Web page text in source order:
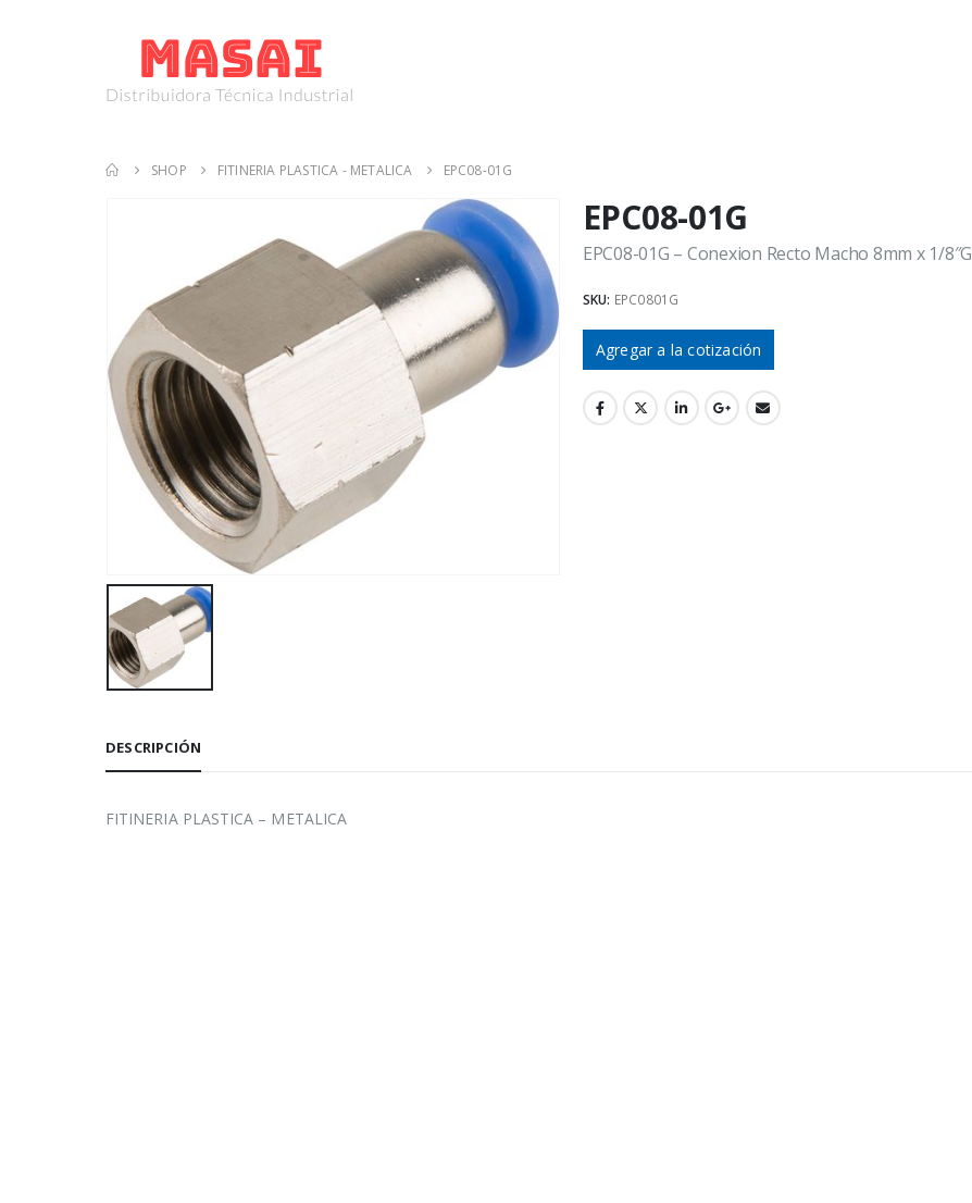
SHOP FITINERIA PLASTICA - METALICA EPC08-01G
EPC08-01G
EPC08-01G – Conexion Recto Macho 8mm x 1/8″G
SKU: EPC0801G
Agregar a la cotización
DESCRIPCIÓN
FITINERIA PLASTICA – METALICA